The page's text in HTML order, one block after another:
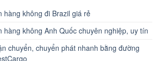
hàng không đi Brazil giá rẻ
hàng không Anh Quốc chuyên nghiệp, uy tín
chuyển, chuyển phát nhanh bằng đường